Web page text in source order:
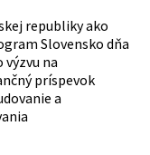
republiky ako
Slovensko dňa
na
príspevok
a